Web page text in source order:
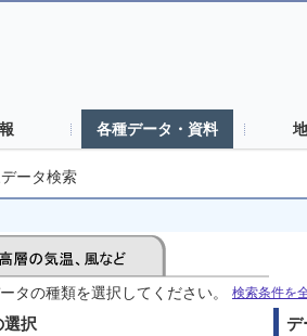
各種データ・資料
ータ検索
タの種類を選択してください。 検索条件を
選択 デ